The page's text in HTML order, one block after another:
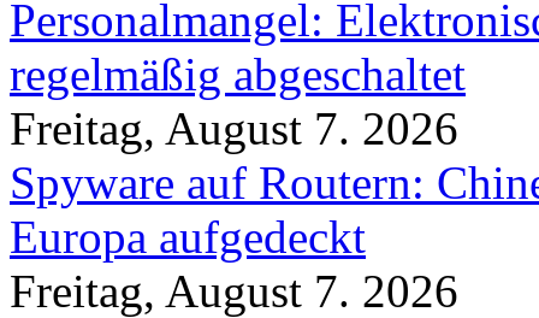
Personalmangel:
regelmäßig abgeschaltet
Freitag, August 7. 2026
Spyware auf Routern:
Europa aufgedeckt
Freitag, August 7. 2026